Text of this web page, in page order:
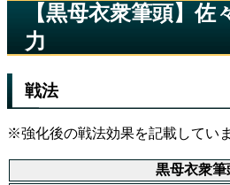
【黒母衣衆筆頭】佐
力
戦法
※強化後の戦法効果を記載してい
黒母衣衆筆